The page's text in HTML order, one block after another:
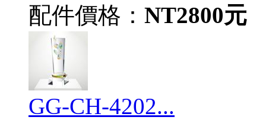
配件價格： NT2800元
GG-CH-4202...